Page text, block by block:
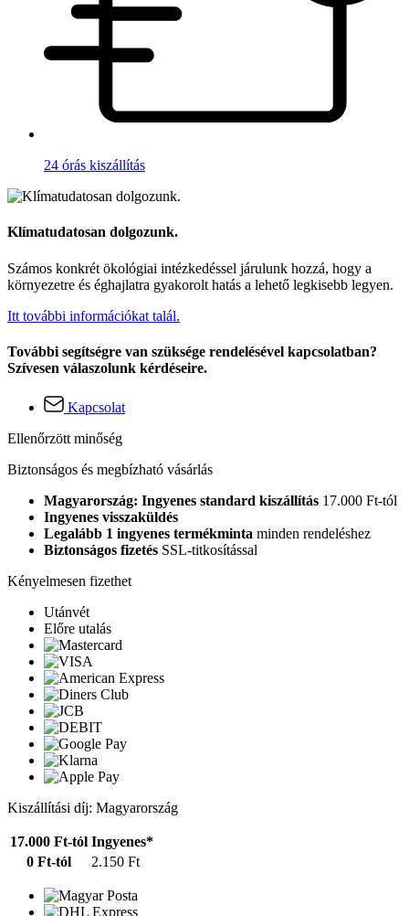
24 órás kiszállítás
Klímatudatosan dolgozunk.
Számos konkrét ökológiai intézkedéssel járulunk hozzá, hogy a
környezetre és éghajlatra gyakorolt hatás a lehető legkisebb legyen.
Itt további információkat talál.
További segítségre van szüksége rendelésével kapcsolatban?
Szívesen válaszolunk kérdéseire.
Kapcsolat
Ellenőrzött minőség
Biztonságos és megbízható vásárlás
Magyarország: Ingyenes standard kiszállítás 17.000 Ft-tól
Ingyenes visszaküldés
Legalább 1 ingyenes termékminta minden rendeléshez
Biztonságos fizetés SSL-titkosítással
Kényelmesen fizethet
Utánvét
Előre utalás
Kiszállítási díj: Magyarország
17.000 Ft-tól Ingyenes*
0 Ft-tól
2.150 Ft